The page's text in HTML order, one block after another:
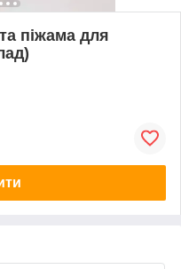
піжама для